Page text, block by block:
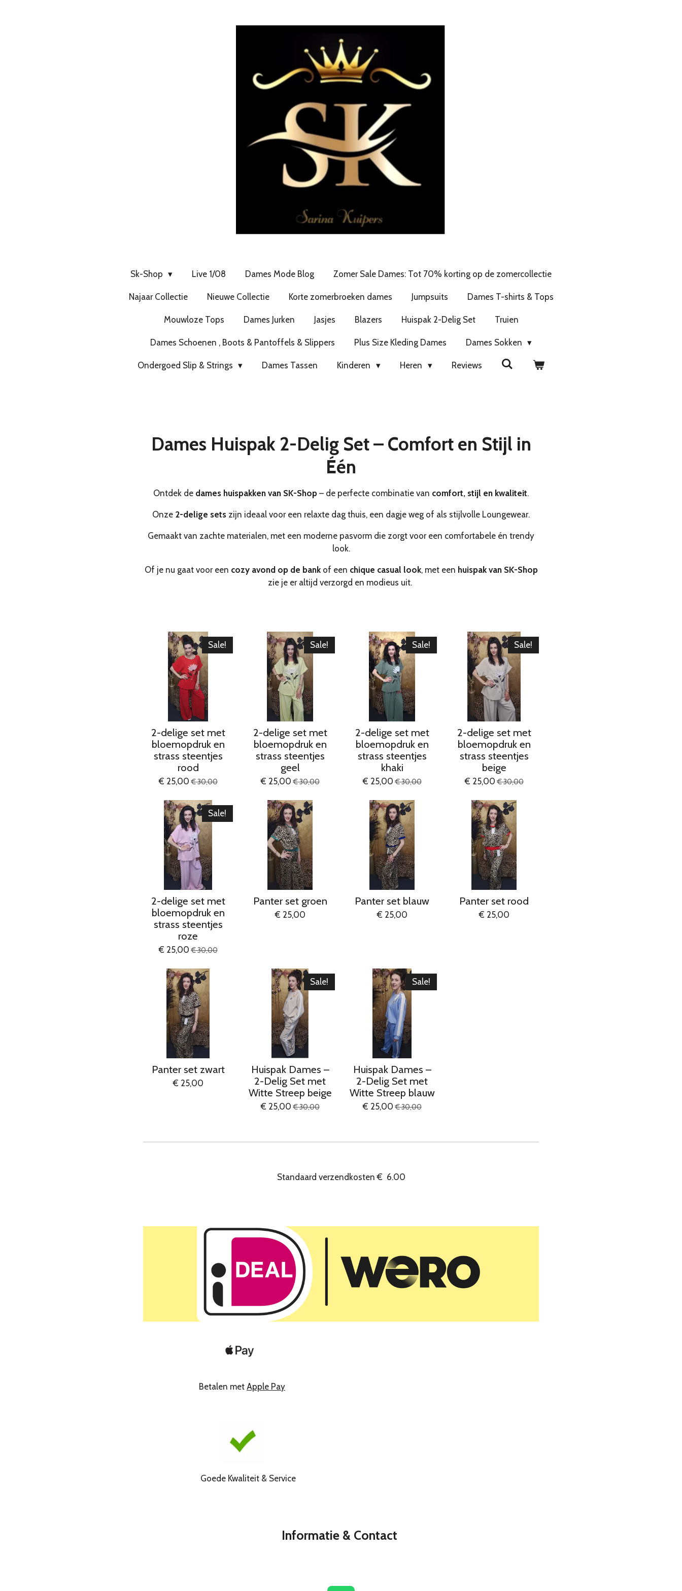
Sk-Shop Live 1/08 Dames Mode Blog Zomer Sale Dames: Tot 70% korting op de zomercollectie
Najaar Collectie Nieuwe Collectie Korte zomerbroeken dames Jumpsuits Dames T-shirts & Tops
Mouwloze Tops Dames Jurken Jasjes Blazers Huispak 2-Delig Set Truien
Dames Schoenen , Boots & Pantoffels & Slippers Plus Size Kleding Dames Dames Sokken
Ondergoed Slip & Strings Dames Tassen Kinderen Heren Reviews
Dames Huispak 2-Delig Set – Comfort en Stijl in
Één
Ontdek de dames huispakken van SK-Shop – de perfecte combinatie van comfort, stijl en kwaliteit.
Onze 2-delige sets zijn ideaal voor een relaxte dag thuis, een dagje weg of als stijlvolle Loungewear.
Gemaakt van zachte materialen, met een moderne pasvorm die zorgt voor een comfortabele én trendy
look.
Of je nu gaat voor een cozy avond op de bankof een chique casual look, met een huispak van SK-Shop
zie je er altijd verzorgd en modieus uit.
Sale!
2-delige set met
bloemopdruk en
strass steentjes
rood
€ 25,00 € 30,00
Sale!
2-delige set met
bloemopdruk en
strass steentjes
geel
€ 25,00 € 30,00
Sale!
2-delige set met
bloemopdruk en
strass steentjes
khaki
€ 25,00 € 30,00
Sale!
2-delige set met
bloemopdruk en
strass steentjes
beige
€ 25,00 € 30,00
Sale!
2-delige set met
bloemopdruk en
strass steentjes
roze
€ 25,00 € 30,00
Panter set groen
€ 25,00
Panter set blauw
€ 25,00
Panter set rood
€ 25,00
Panter set zwart
€ 25,00
Sale!
Huispak Dames –
2-Delig Set met
Witte Streep beige
€ 25,00 € 30,00
Sale!
Huispak Dames –
2-Delig Set met
Witte Streep blauw
€ 25,00 € 30,00
Standaard verzendkosten€ 6.00
Betalen met Apple Pay
Goede Kwaliteit & Service
Informatie & Contact